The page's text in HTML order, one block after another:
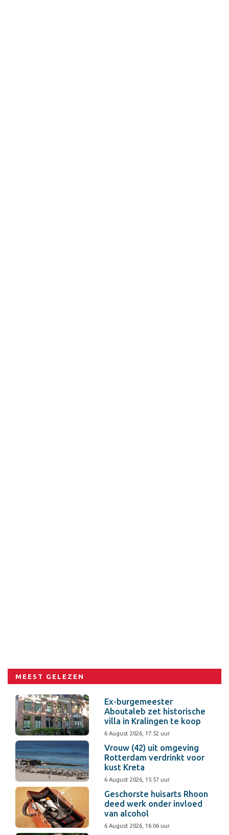
MEEST GELEZEN
Ex-burgemeester
Aboutaleb zet historische
villa in Kralingen te koop
6 August 2026, 17:52 uur
Vrouw (42) uit omgeving
Rotterdam verdrinkt voor
kust Kreta
6 August 2026, 15:57 uur
Geschorste huisarts Rhoon
deed werk onder invloed
van alcohol
6 August 2026, 16:06 uur